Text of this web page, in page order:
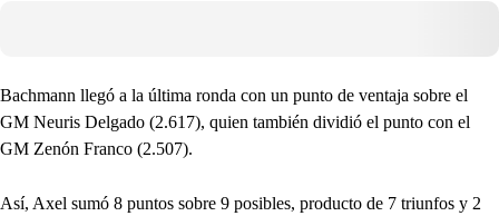
Bachmann llegó a la última ronda con un punto de ventaja sobre el
GM Neuris Delgado (2.617), quien también dividió el punto con el
GM Zenón Franco (2.507).
Así, Axel sumó 8 puntos sobre 9 posibles, producto de 7 triunfos y 2